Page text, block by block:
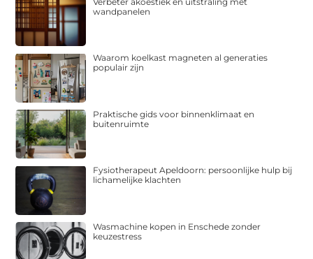
wandpanelen
Waarom koelkast magneten al generaties
populair zijn
Praktische gids voor binnenklimaat en
buitenruimte
Fysiotherapeut Apeldoorn: persoonlijke hulp bij
lichamelijke klachten
Wasmachine kopen in Enschede zonder
keuzestress